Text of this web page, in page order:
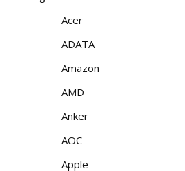
Acer
ADATA
Amazon
AMD
Anker
AOC
Apple